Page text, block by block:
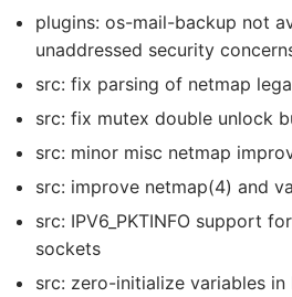
plugins: os-mail-backup not
unaddressed security
src: fix parsing of netmap
src: fix mutex double unlock
src: minor misc netmap
src: improve netmap(4) and
src: IPV6_PKTINFO support
sockets
src: zero-initialize variables in